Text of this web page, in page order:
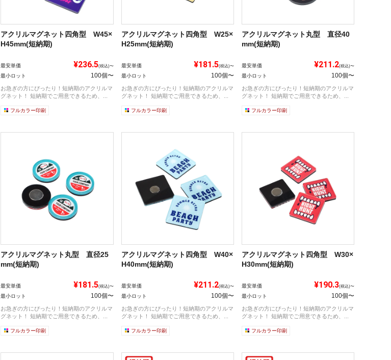
アクリルマグネット四角型 W45×
H45mm(短納期)
最安単価 ¥236.5(税込)〜
最小ロット 100個〜
お急ぎの方にぴったり！短納期のアクリルマ
グネット！ 短納期でご用意できるため、...
フルカラー印刷
アクリルマグネット四角型 W25×
H25mm(短納期)
最安単価 ¥181.5(税込)〜
最小ロット 100個〜
お急ぎの方にぴったり！短納期のアクリルマ
グネット！ 短納期でご用意できるため、...
フルカラー印刷
アクリルマグネット丸型 直径40
mm(短納期)
最安単価 ¥211.2(税込)〜
最小ロット 100個〜
お急ぎの方にぴったり！短納期のアクリルマ
グネット！ 短納期でご用意できるため、...
フルカラー印刷
アクリルマグネット丸型 直径25
mm(短納期)
最安単価 ¥181.5(税込)〜
最小ロット 100個〜
お急ぎの方にぴったり！短納期のアクリルマ
グネット！ 短納期でご用意できるため、...
フルカラー印刷
アクリルマグネット四角型 W40×
H40mm(短納期)
最安単価 ¥211.2(税込)〜
最小ロット 100個〜
お急ぎの方にぴったり！短納期のアクリルマ
グネット！ 短納期でご用意できるため、...
フルカラー印刷
アクリルマグネット四角型 W30×
H30mm(短納期)
最安単価 ¥190.3(税込)〜
最小ロット 100個〜
お急ぎの方にぴったり！短納期のアクリルマ
グネット！ 短納期でご用意できるため、...
フルカラー印刷